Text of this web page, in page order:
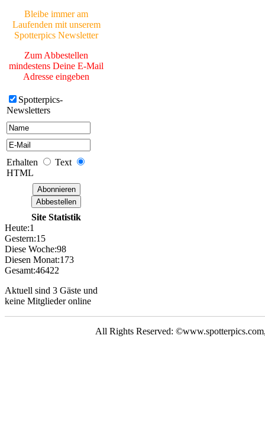
Neue Bilder Online!
>Bilder von Franz<
Neue Bilder Online!
>Bilder von Elfriede<
> Letzte Änderung
UNSERE
GALERIE
Neue Bilder Online!
>Bilder von Franz<
Neue Bilder Online!
>Bilder von Elfriede<
> Letzte Änderung
06.03.17 <
UNSERE
GALERIE
Neue Bilder Online!
Neue Bilder Online!
Bleibe immer am
Laufenden mit unserem
Spotterpics Newsletter
Zum Abbestellen
mindestens Deine E-Mail
Adresse eingeben
Spotterpics-
Newsletters
Erhalten
Text
HTML
Site Statistik
Heute:1
Gestern:15
Diese Woche:98
Diesen Monat:173
Gesamt:46422
Aktuell sind 3 Gäste und
keine Mitglieder online
All Rights Reserved: